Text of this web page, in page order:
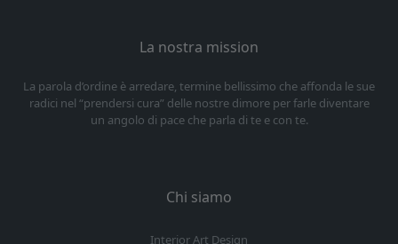
La nostra mission
La parola d’ordine è arredare, termine bellissimo che affonda le sue
radici nel “prendersi cura” delle nostre dimore per farle diventare
un angolo di pace che parla di te e con te.
Chi siamo
Interior Art Design